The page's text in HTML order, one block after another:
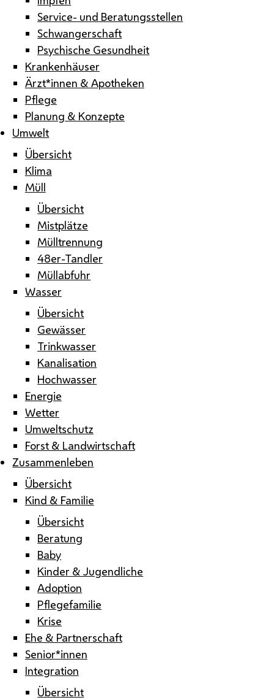
Service- und Beratungsstellen
Schwangerschaft
Psychische Gesundheit
Krankenhäuser
Ärzt*innen & Apotheken
Pflege
Planung & Konzepte
Umwelt
Übersicht
Klima
Müll
Übersicht
Mistplätze
Mülltrennung
48er-Tandler
Müllabfuhr
Wasser
Übersicht
Gewässer
Trinkwasser
Kanalisation
Hochwasser
Energie
Wetter
Umweltschutz
Forst & Landwirtschaft
Zusammenleben
Übersicht
Kind & Familie
Übersicht
Beratung
Baby
Kinder & Jugendliche
Adoption
Pflegefamilie
Krise
Ehe & Partnerschaft
Senior*innen
Integration
Übersicht